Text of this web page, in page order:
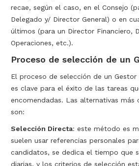
recae, según el caso, en el Consejo
Delegado y/ Director General) o en
últimos (para un Director Financiero,
Operaciones, etc.).
Proceso de selección de un
El proceso de selección de un
es clave para el éxito de las tareas
encomendadas. Las alternativas más
son:
Selección Directa: este método es
suelen usar referencias personales
candidatos, se dedica el tiempo que
diarias, y los criterios de selección